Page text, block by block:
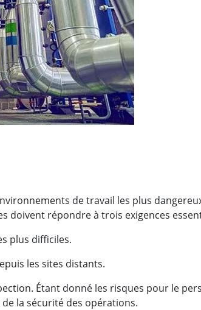
la santé
Ordinateurs
IA
AI
PC Edge AI
Edge AI
Acier
Panneau PC en
Afficheur en
de travail les plus
doivent répondre à trois exigences
plus difficiles.
les sites distants.
Étant donné les risques pour le
la sécurité des opérations.